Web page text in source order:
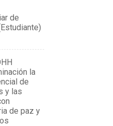
de
la
de
y las
de paz y